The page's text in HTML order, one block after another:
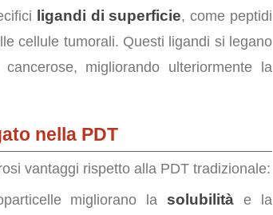
ligandi di superficie, come peptidi
cellule tumorali. Questi ligandi si legano
migliorando ulteriormente la
nella PDT
vantaggi rispetto alla PDT tradizionale:
migliorano la solubilità e la